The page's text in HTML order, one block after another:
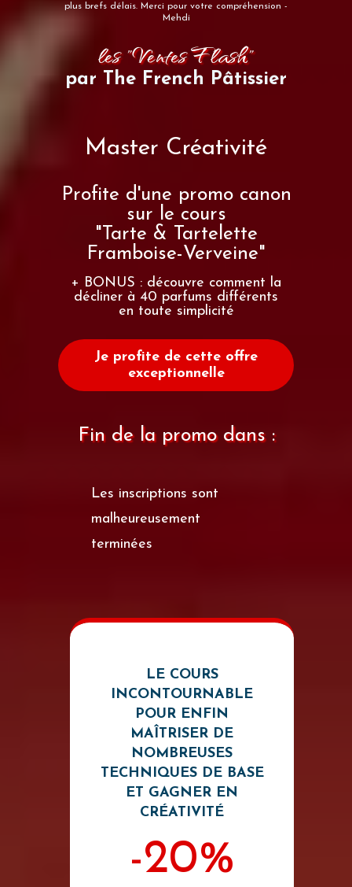
plus brefs délais. Merci pour votre compréhension -
Mehdi
les "Ventes Flash"
par The French Pâtissier
Master Créativité
Profite d'une promo canon
sur le cours
"Tarte & Tartelette
Framboise-Verveine"
+ BONUS : découvre comment la
décliner à 40 parfums différents
en toute simplicité
Je profite de cette offre
exceptionnelle
Fin de la promo dans :
Les inscriptions sont
malheureusement
terminées
LE COURS
INCONTOURNABLE
POUR ENFIN
MAÎTRISER DE
NOMBREUSES
TECHNIQUES DE BASE
ET GAGNER EN
CRÉATIVITÉ
-20%